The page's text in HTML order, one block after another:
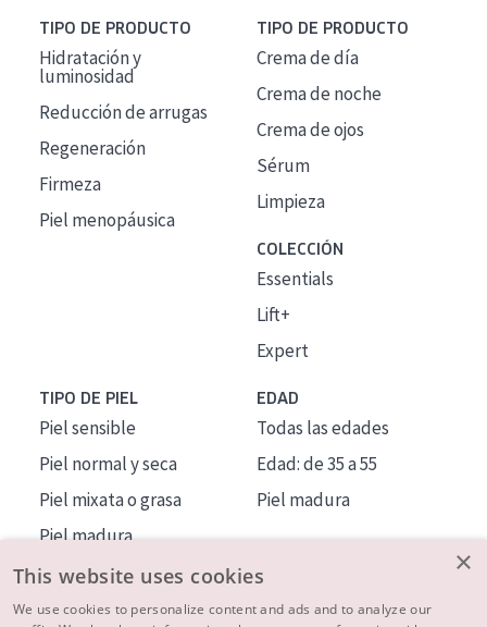
TIPO DE PRODUCTO
Hidratación y
luminosidad
Reducción de arrugas
Regeneración
Firmeza
Piel menopáusica
TIPO DE PRODUCTO
Crema de día
Crema de noche
Crema de ojos
Sérum
Limpieza
COLECCIÓN
Essentials
Lift+
Expert
TIPO DE PIEL
Piel sensible
Piel normal y seca
Piel mixata o grasa
Piel madura
Piel expuesta al sol
Piel menopáusica
EDAD
Todas las edades
Edad: de 35 a 55
Piel madura
×
This website uses cookies
We use cookies to personalize content and ads and to analyze our